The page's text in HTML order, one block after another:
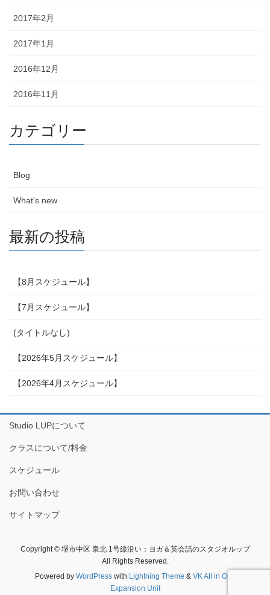
2017年2月
2017年1月
2016年12月
2016年11月
カテゴリー
Blog
What's new
最新の投稿
【8月スケジュール】
【7月スケジュール】
(タイトルなし)
【2026年5月スケジュール】
【2026年4月スケジュール】
Studio LUPについて
クラスについて/料金
スケジュール
お問い合わせ
サイトマップ
Copyright © 堺市中区 泉北 1号線沿い：ヨガ＆英会話のスタジオルップ
All Rights Reserved.
Powered by WordPresswith Lightning Theme & VK All in One
Expansion Unit